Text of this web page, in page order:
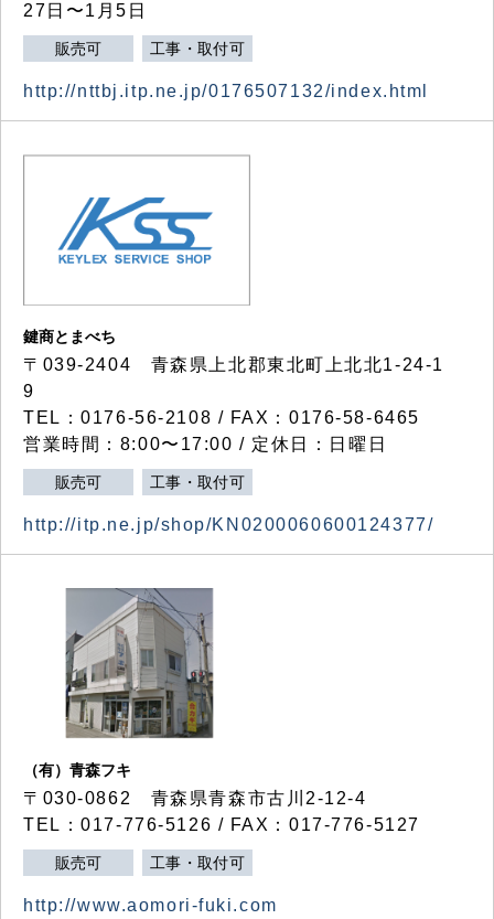
27日〜1月5日
販売可 工事・取付可
http://nttbj.itp.ne.jp/0176507132/index.html
鍵商とまべち
〒039-2404 青森県上北郡東北町上北北1-24-1
9
TEL：0176-56-2108 / FAX：0176-58-6465
営業時間：8:00〜17:00 / 定休日：日曜日
販売可 工事・取付可
http://itp.ne.jp/shop/KN0200060600124377/
（有）青森フキ
〒030-0862 青森県青森市古川2-12-4
TEL：017-776-5126 / FAX：017-776-5127
販売可 工事・取付可
http://www.aomori-fuki.com